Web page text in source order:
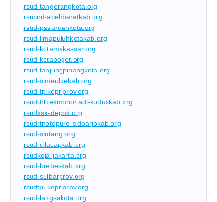
rsud-tangerangkota.org
rsucnd-acehbaratkab.org
rsud-pasuruankota.org
rsud-limapuluhkotakab.org
rsud-kotamakassar.org
rsud-kotabogor.org
rsud-tanjungpinangkota.org
rsud-simeuluekab.org
rsud-tpikepriprov.org
rsuddrloekmonohadi-kuduskab.org
rsudksa-depok.org
rsudrtnotopuro-sidoarjokab.org
rsud-sintang.org
rsud-cilacapkab.org
rsudkoja-jakarta.org
rsud-brebeskab.org
rsud-sulbarprov.org
rsudtpi-kepriprov.org
rsud-langsakota.org